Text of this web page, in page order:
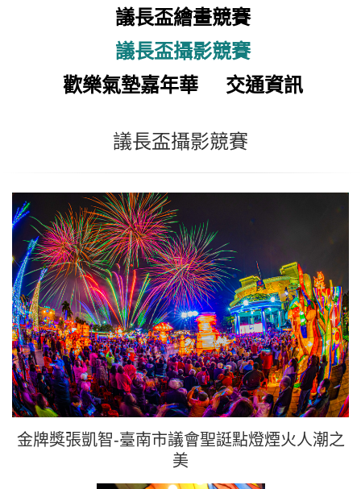
議長盃繪畫競賽
議長盃攝影競賽
歡樂氣墊嘉年華
交通資訊
議長盃攝影競賽
金牌獎張凱智-臺南市議會聖誔點燈煙火人潮之
美